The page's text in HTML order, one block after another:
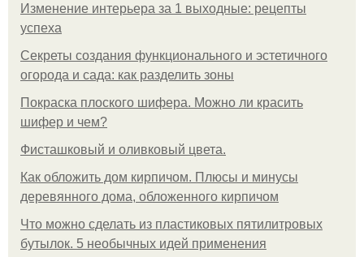
Изменение интерьера за 1 выходные: рецепты
успеха
Секреты создания функционального и эстетичного
огорода и сада: как разделить зоны
Покраска плоского шифера. Можно ли красить
шифер и чем?
Фисташковый и оливковый цвета.
Как обложить дом кирпичом. Плюсы и минусы
деревянного дома, обложенного кирпичом
Что можно сделать из пластиковых пятилитровых
бутылок. 5 необычных идей применения